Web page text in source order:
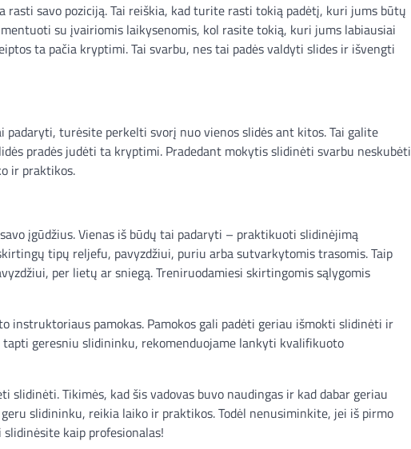
savo poziciją. Tai reiškia, kad turite rasti tokią padėtį, kuri jums būtų
su įvairiomis laikysenomis, kol rasite tokią, kuri jums labiausiai
ta pačia kryptimi. Tai svarbu, nes tai padės valdyti slides ir išvengti
turėsite perkelti svorį nuo vienos slidės ant kitos. Tai galite
pradės judėti ta kryptimi. Pradedant mokytis slidinėti svarbu neskubėti
ir praktikos.
įgūdžius. Vienas iš būdų tai padaryti – praktikuoti slidinėjimą
tipų reljefu, pavyzdžiui, puriu arba sutvarkytomis trasomis. Taip
per lietų ar sniegą. Treniruodamiesi skirtingomis sąlygomis
pamokas. Pamokos gali padėti geriau išmokti slidinėti ir
geresniu slidininku, rekomenduojame lankyti kvalifikuoto
slidinėti. Tikimės, kad šis vadovas buvo naudingas ir kad dabar geriau
slidininku, reikia laiko ir praktikos. Todėl nenusiminkite, jei iš pirmo
kaip profesionalas!